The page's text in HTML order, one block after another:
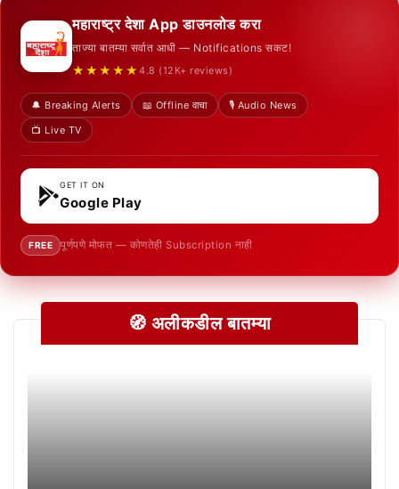
महाराष्ट्र देशा App डाउनलोड करा
ताज्या बातम्या सर्वात आधी — Notifications सकट!
★★★★★ 4.8 (12K+ reviews)
🔔 Breaking Alerts 📖 Offline वाचा
🎙️ Audio News
📺 Live TV
GET IT ON
Google Play
FREE पूर्णपणे मोफत — कोणतेही Subscription नाही
🧭 अलीकडील बातम्या